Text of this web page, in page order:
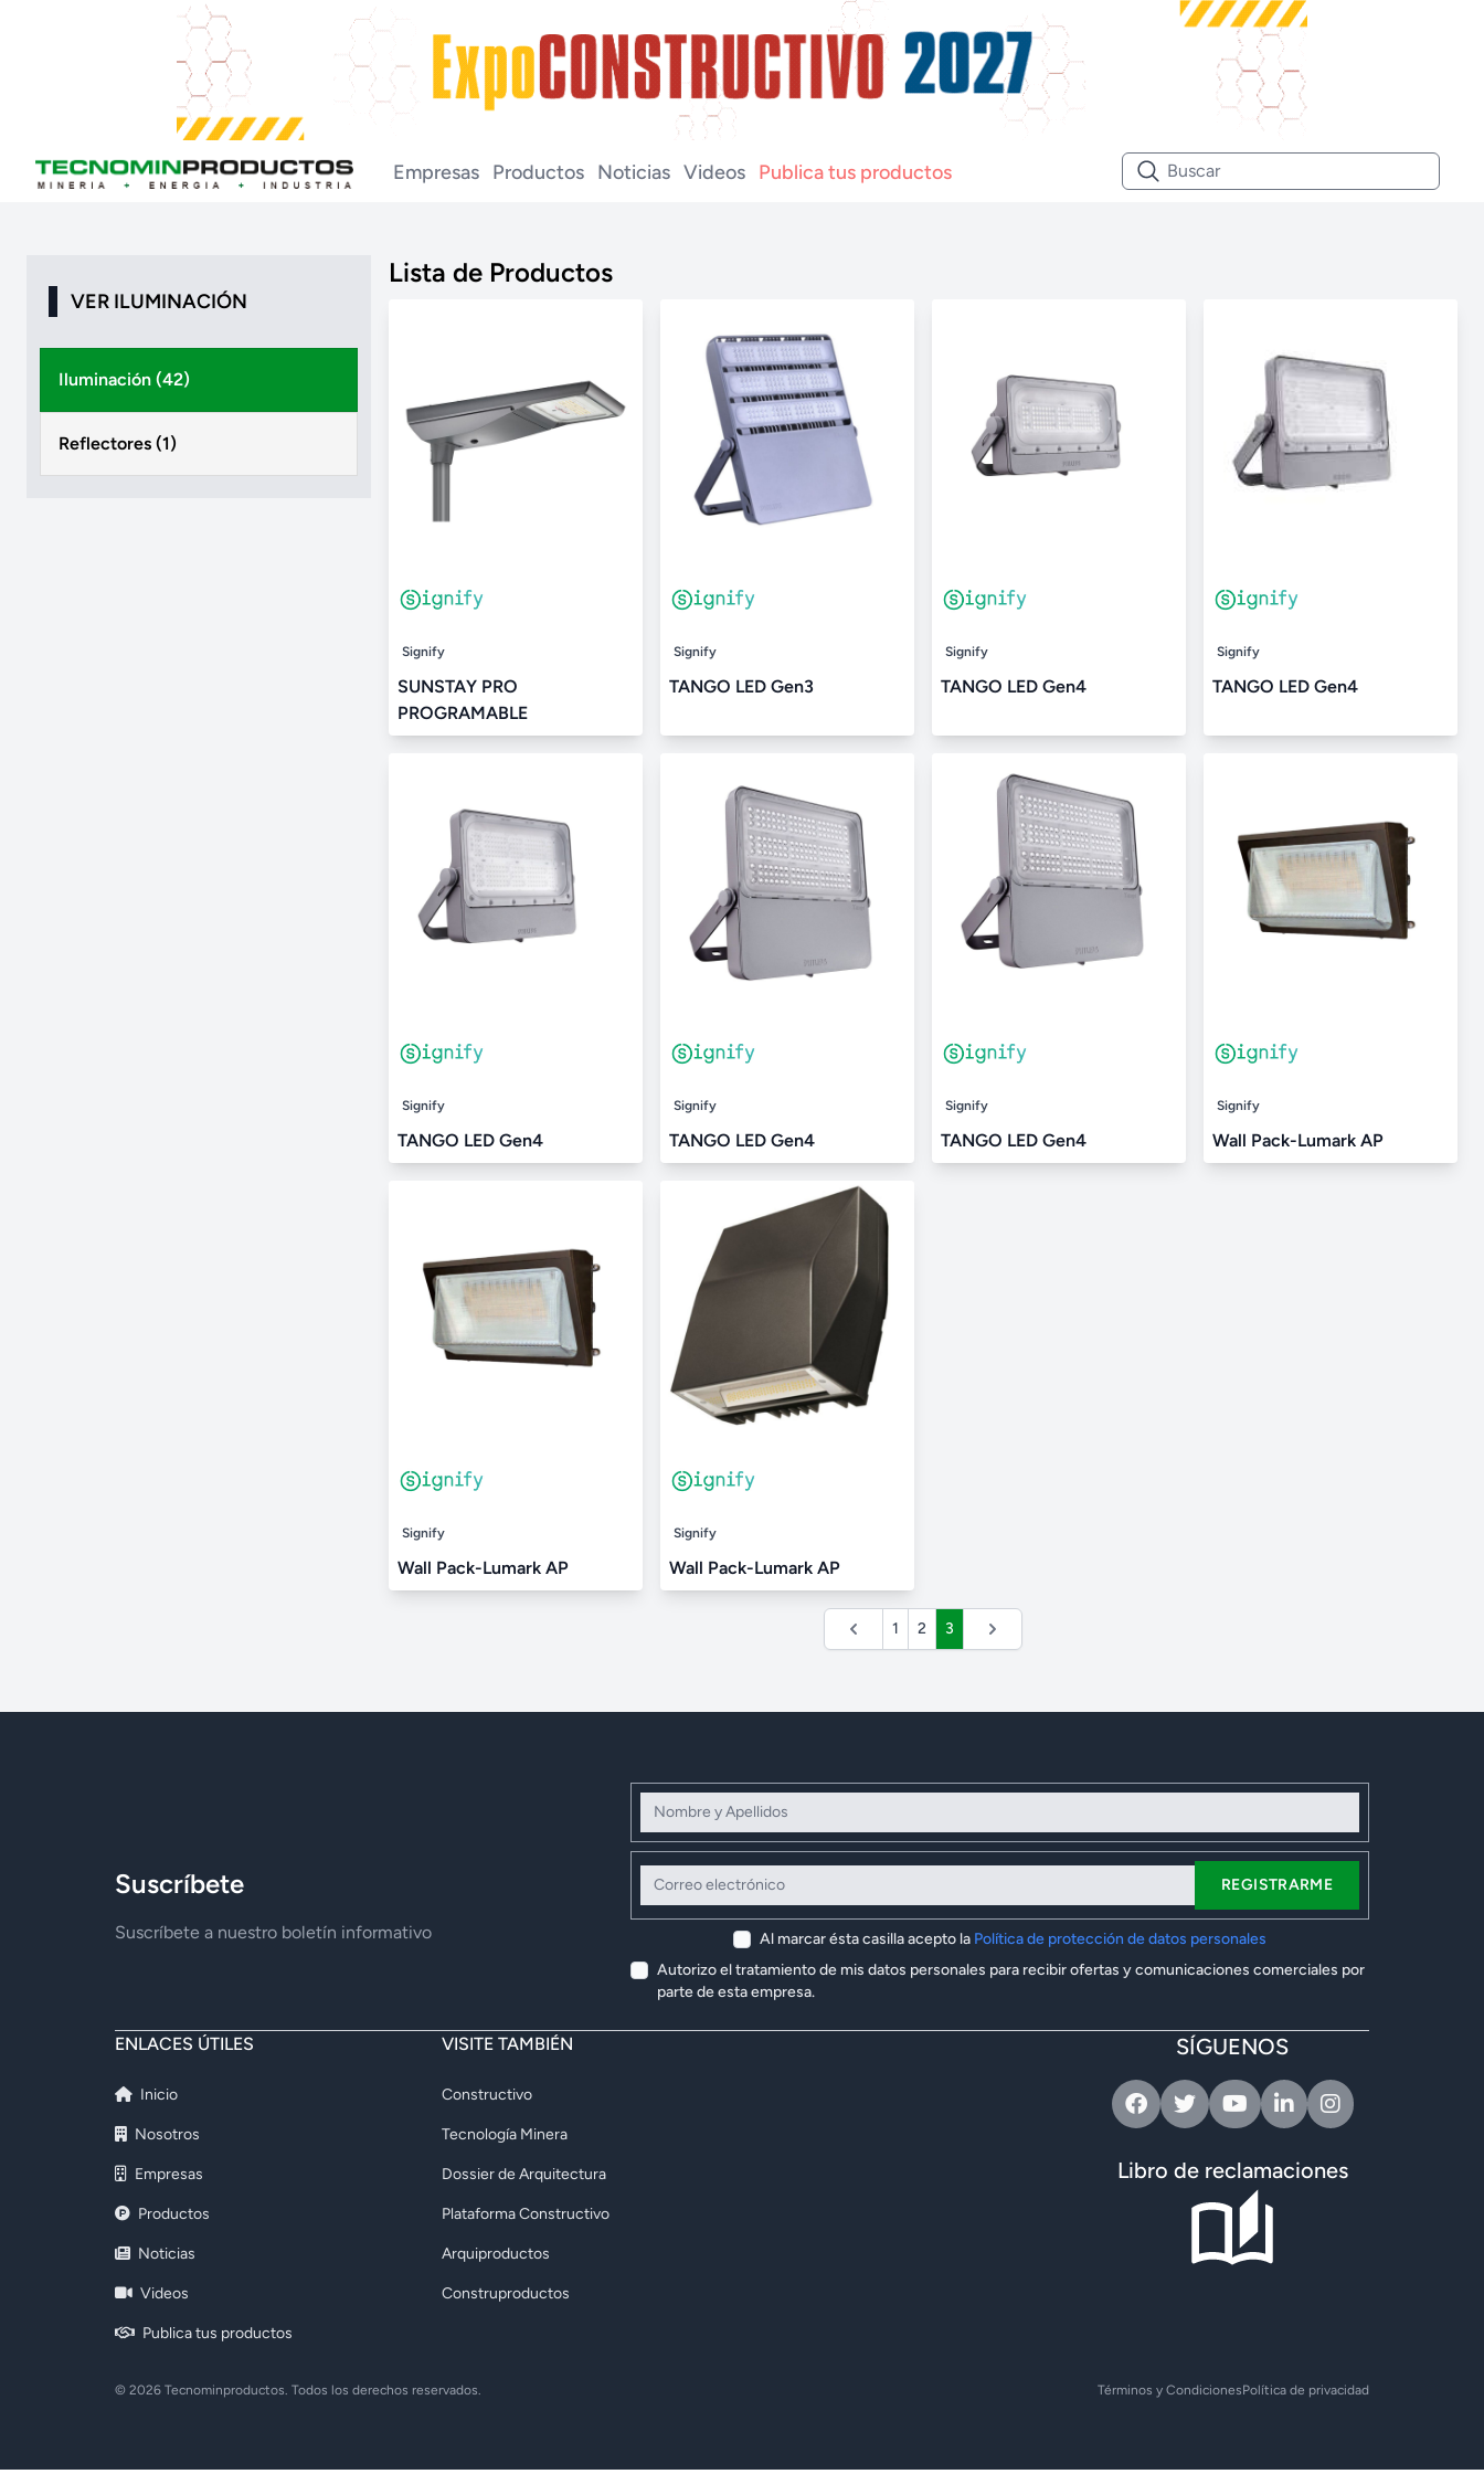
Empresas Productos Noticias Videos Publica tus productos
VER ILUMINACIÓN
Iluminación (42)
Reflectores (1)
Lista de Productos
Signify
SUNSTAY PRO
PROGRAMABLE
Signify
TANGO LED Gen3
Signify
TANGO LED Gen4
Signify
TANGO LED Gen4
Signify
TANGO LED Gen4
Signify
TANGO LED Gen4
Signify
TANGO LED Gen4
Signify
Wall Pack-Lumark AP
Signify
Wall Pack-Lumark AP
Signify
Wall Pack-Lumark AP
1 2 3
Suscríbete
Suscríbete a nuestro boletín informativo
Nombre y Apellidos
Correo electrónico
REGISTRARME
Al marcar ésta casilla acepto la Política de protección de datos personales
Autorizo el tratamiento de mis datos personales para recibir ofertas y comunicaciones comerciales por
parte de esta empresa.
ENLACES ÚTILES
Inicio
Nosotros
Empresas
Productos
Noticias
Videos
Publica tus productos
VISITE TAMBIÉN
Constructivo
Tecnología Minera
Dossier de Arquitectura
Plataforma Constructivo
Arquiproductos
Construproductos
SÍGUENOS
FacebookTwitterYoutubeLinkedinInstagram
Libro de reclamaciones
© 2026 Tecnominproductos. Todos los derechos reservados. Términos y CondicionesPolítica de privacidad